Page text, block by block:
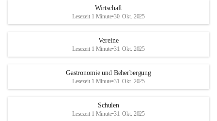
Wirtschaft
Lesezeit 1 Minute•30. Okt. 2025
Vereine
Lesezeit 1 Minute•31. Okt. 2025
Gastronomie und Beherbergung
Lesezeit 1 Minute•31. Okt. 2025
Schulen
Lesezeit 1 Minute•31. Okt. 2025